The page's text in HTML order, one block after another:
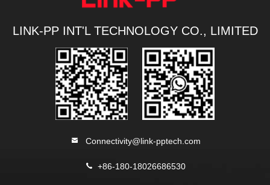
LINK-PP INT'L TECHNOLOGY CO., LIMITED
Connectivity@link-pptech.com
+86-180-18026686530